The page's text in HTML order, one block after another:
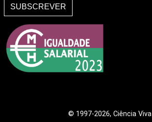
SUBSCREVER
© 1997-2026, Ciência Viva